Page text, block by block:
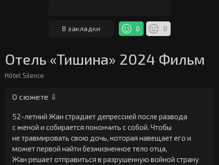
В закладки 0 0
Отель «Тишина» 2024 Фильм
Hôtel Silence
О сюжете ⇩
52-летний Жан страдает депрессией после развода
с женой и собирается покончить с собой. Чтобы
не травмировать свою дочь, которая навещает его и
может первой найти безжизненное тело отца,
Жан решает отправиться в разрушенную войной страну